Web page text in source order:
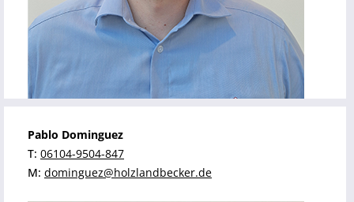
Pablo Dominguez
T: 06104-9504-847
M: dominguez@holzlandbecker.de